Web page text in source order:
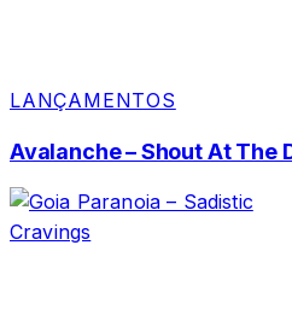
LANÇAMENTOS
Avalanche – Shout At The